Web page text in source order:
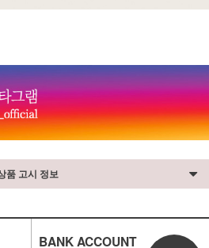
품 고시 정보
BANK ACCOUNT